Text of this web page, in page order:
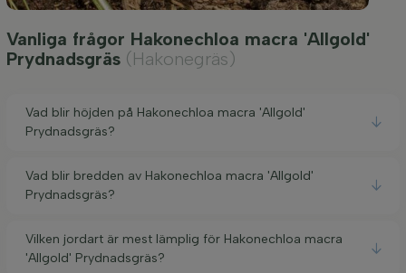
Vanliga frågor Hakonechloa macra 'Allgold'
Prydnadsgräs (Hakonegräs)
Vad blir höjden på Hakonechloa macra 'Allgold'
Prydnadsgräs?
Vad blir bredden av Hakonechloa macra 'Allgold'
Prydnadsgräs?
Vilken jordart är mest lämplig för Hakonechloa macra
'Allgold' Prydnadsgräs?